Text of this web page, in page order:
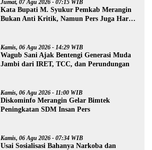
Jumat, 07 Agu 2026 - 07:15 WIB
Kata Bupati M. Syukur Pemkab Merangin
Bukan Anti Kritik, Namun Pers Juga Harus
Kamis, 06 Agu 2026 - 14:29 WIB
Wagub Sani Ajak Bentengi Generasi Muda
Jambi dari IRET, TCC, dan Perundungan
Kamis, 06 Agu 2026 - 11:00 WIB
Diskominfo Merangin Gelar Bimtek
Peningkatan SDM Insan Pers
Kamis, 06 Agu 2026 - 07:34 WIB
Usai Sosialisasi Bahanya Narkoba dan